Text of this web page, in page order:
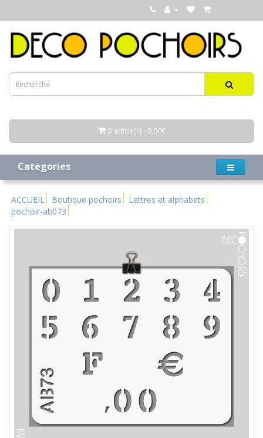
0 article(s) - 0,00€
Catégories
ACCUEIL Boutique pochoirs
Lettres et alphabets
pochoir-ab073